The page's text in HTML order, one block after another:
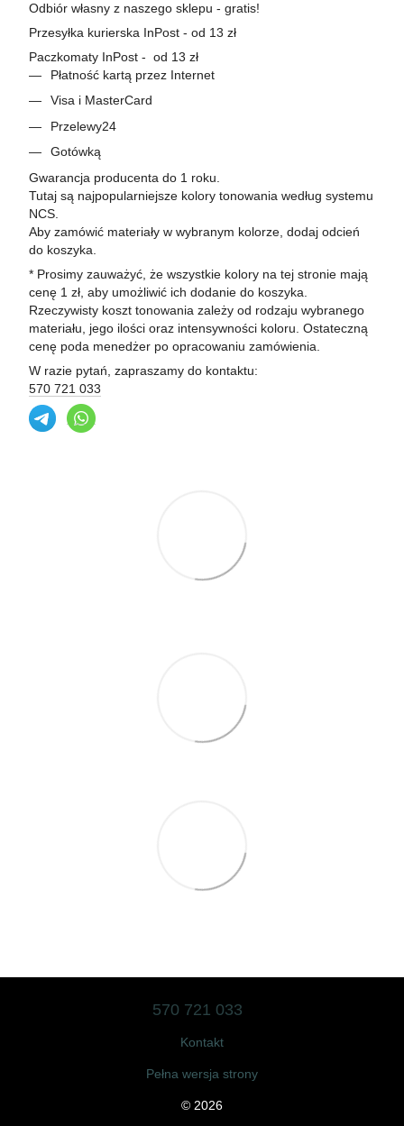
Odbiór własny z naszego sklepu - gratis!
Przesyłka kurierska InPost - od 13 zł
Paczkomaty InPost - od 13 zł
Płatność kartą przez Internet
Visa i MasterCard
Przelewy24
Gotówką
Gwarancja producenta do 1 roku.
Tutaj są najpopularniejsze kolory tonowania według systemu
NCS.
Aby zamówić materiały w wybranym kolorze, dodaj odcień
do koszyka.
* Prosimy zauważyć, że wszystkie kolory na tej stronie mają
cenę 1 zł, aby umożliwić ich dodanie do koszyka.
Rzeczywisty koszt tonowania zależy od rodzaju wybranego
materiału, jego ilości oraz intensywności koloru. Ostateczną
cenę poda menedżer po opracowaniu zamówienia.
W razie pytań, zapraszamy do kontaktu:
570 721 033
570 721 033
Kontakt
Pełna wersja strony
© 2026